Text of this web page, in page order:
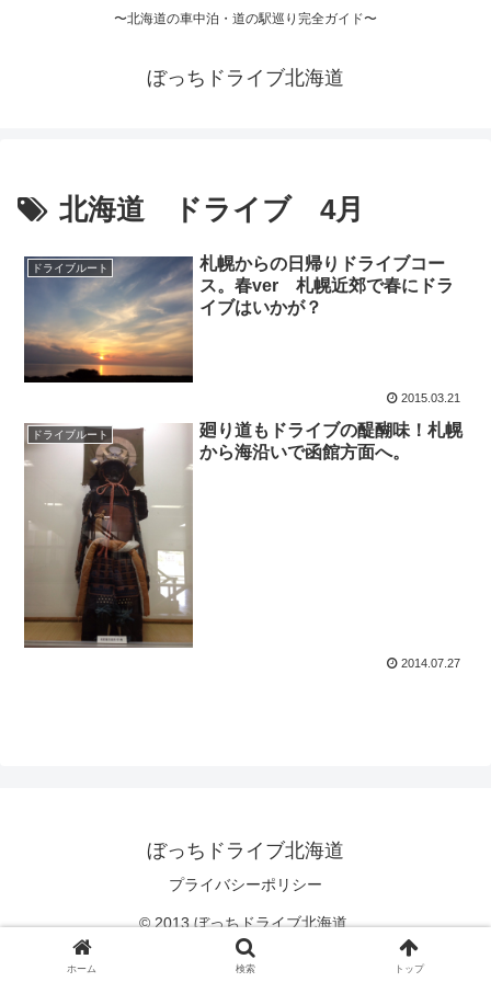
〜北海道の車中泊・道の駅巡り完全ガイド〜
ぼっちドライブ北海道
北海道 ドライブ 4月
ドライブルート
札幌からの日帰りドライブコー
ス。春ver 札幌近郊で春にドラ
イブはいかが？
2015.03.21
ドライブルート
廻り道もドライブの醍醐味！札幌
から海沿いで函館方面へ。
2014.07.27
ぼっちドライブ北海道
プライバシーポリシー
© 2013 ぼっちドライブ北海道.
ホーム 検索 トップ